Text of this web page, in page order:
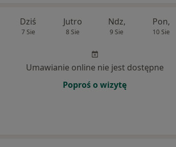
Dziś
7 Sie
Jutro
8 Sie
Ndz,
9 Sie
Pon,
10 Sie
Umawianie online nie jest dostępne
Poproś o wizytę